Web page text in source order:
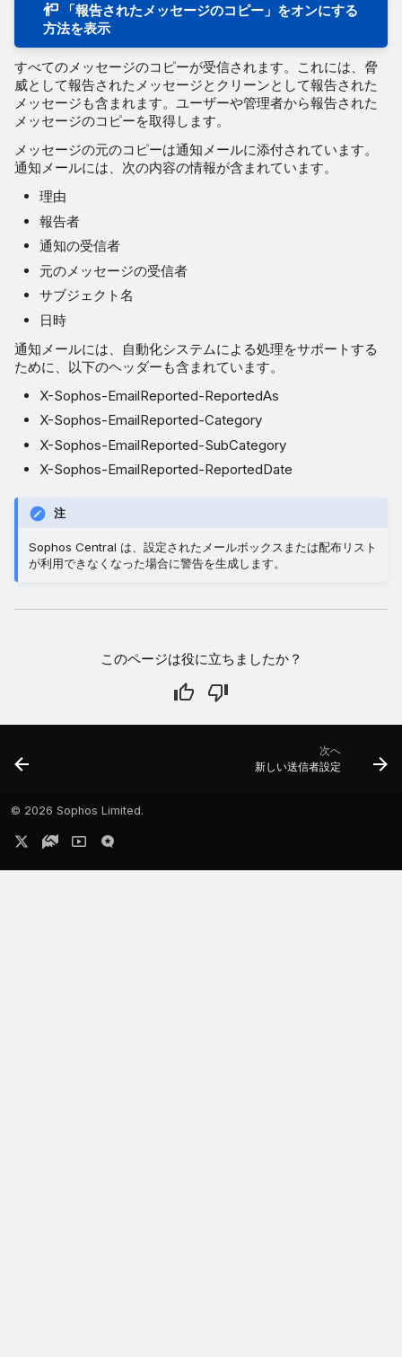
「報告されたメッセージのコピー」をオンにする
方法を表示
すべてのメッセージのコピーが受信されます。これには、脅
威として報告されたメッセージとクリーンとして報告された
メッセージも含まれます。ユーザーや管理者から報告された
メッセージのコピーを取得します。
メッセージの元のコピーは通知メールに添付されています。
通知メールには、次の内容の情報が含まれています。
理由
報告者
通知の受信者
元のメッセージの受信者
サブジェクト名
日時
通知メールには、自動化システムによる処理をサポートする
ために、以下のヘッダーも含まれています。
X-Sophos-EmailReported-ReportedAs
X-Sophos-EmailReported-Category
X-Sophos-EmailReported-SubCategory
X-Sophos-EmailReported-ReportedDate
注
Sophos Central は、設定されたメールボックスまたは配布リスト
が利用できなくなった場合に警告を生成します。
このページは役に立ちましたか？
次へ
新しい送信者設定
© 2026 Sophos Limited.